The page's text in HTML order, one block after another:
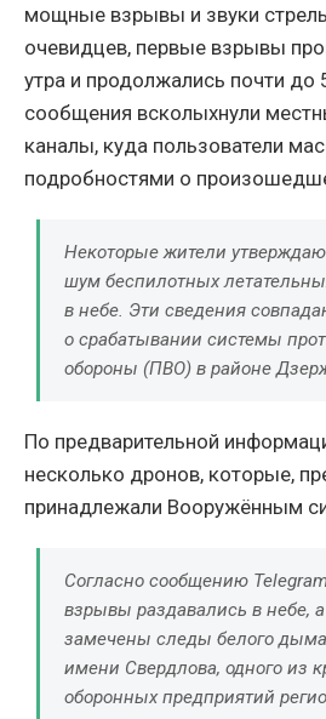
мощные взрывы и звуки
очевидцев, первые взрывы
утра и продолжались почти до
сообщения всколыхнули
каналы, куда пользователи
подробностями о
Некоторые жители
шум беспилотных
в небе. Эти сведения
о срабатывании системы
обороны (ПВО) в районе
По предварительной
несколько дронов, которые,
принадлежали Вооружённым
Согласно сообщению
взрывы раздавались в небе,
замечены следы белого дыма
имени Свердлова, одного из
оборонных предприятий